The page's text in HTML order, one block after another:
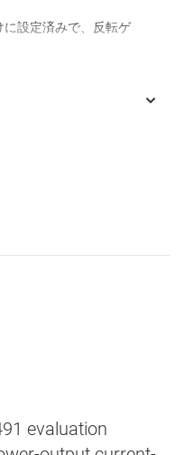
設定済みで、反転ゲ
帰還型アンプ
evaluation